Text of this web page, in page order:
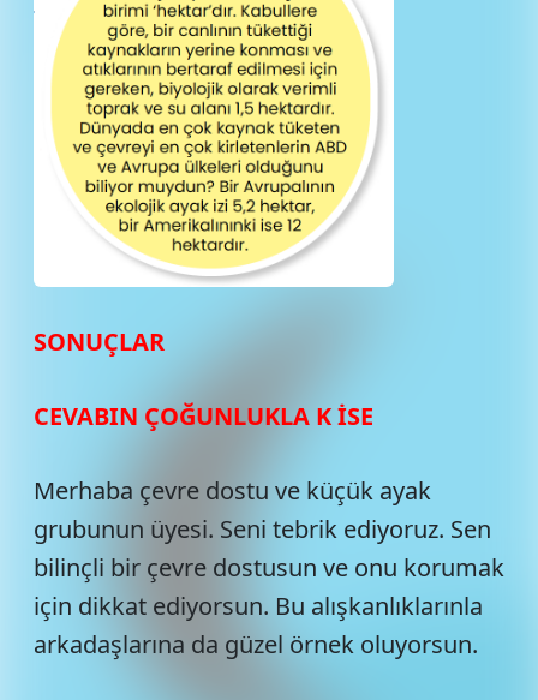
SONUÇLAR
CEVABIN ÇOĞUNLUKLA K İSE
Merhaba çevre dostu ve küçük ayak
grubunun üyesi. Seni tebrik ediyoruz. Sen
bilinçli bir çevre dostusun ve onu korumak
için dikkat ediyorsun. Bu alışkanlıklarınla
arkadaşlarına da güzel örnek oluyorsun.